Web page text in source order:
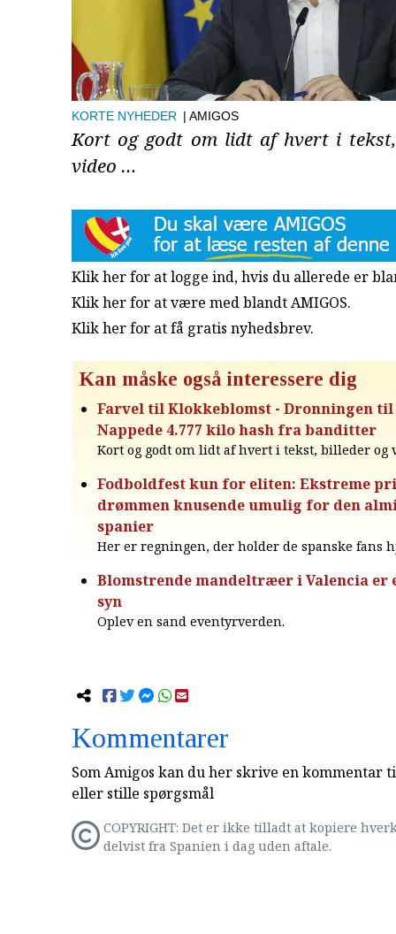
KORTE NYHEDER | AMIGOS
Kort og godt om lidt af hvert i
video …
Klik her for at logge ind, hvis du allerede er
Klik her for at være med blandt AMIGOS.
Klik her for at få gratis nyhedsbrev.
Kan måske også interessere dig
Farvel til Klokkeblomst - Dronningen til
Nappede 4.777 kilo hash fra banditter
Kort og godt om lidt af hvert i tekst, billeder og
Fodboldfest kun for eliten: Ekstreme
drømmen knusende umulig for den
spanier
Her er regningen, der holder de spanske fans
Blomstrende mandeltræer i Valencia er
syn
Oplev en sand eventyrverden.
Kommentarer
Som Amigos kan du her skrive en kommentar
eller stille spørgsmål
COPYRIGHT: Det er ikke tilladt at kopiere
delvist fra Spanien i dag uden aftale.